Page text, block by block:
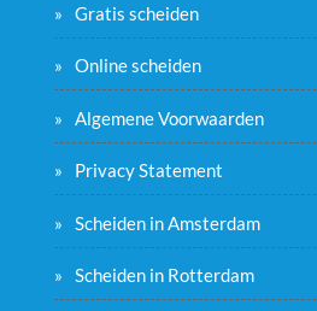
Gratis scheiden
Online scheiden
Algemene Voorwaarden
Privacy Statement
Scheiden in Amsterdam
Scheiden in Rotterdam